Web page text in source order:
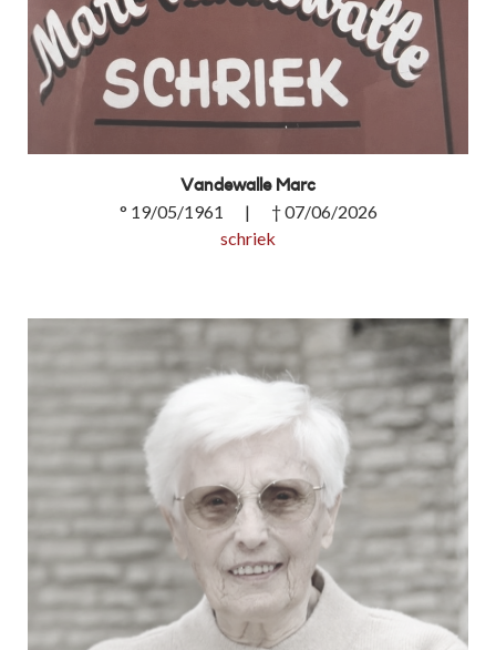
Vandewalle Marc
Vandewalle Marc
° 19/05/1961 | † 07/06/2026
schriek